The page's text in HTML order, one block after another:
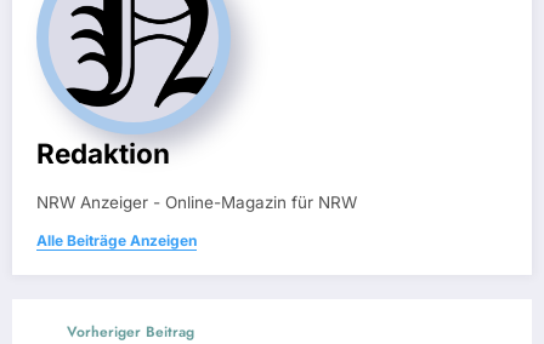
Redaktion
NRW Anzeiger - Online-Magazin für NRW
Alle Beiträge Anzeigen
Vorheriger Beitrag